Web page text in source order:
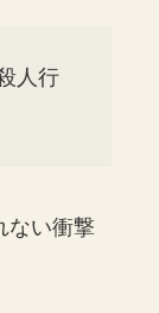
人行
ない衝撃